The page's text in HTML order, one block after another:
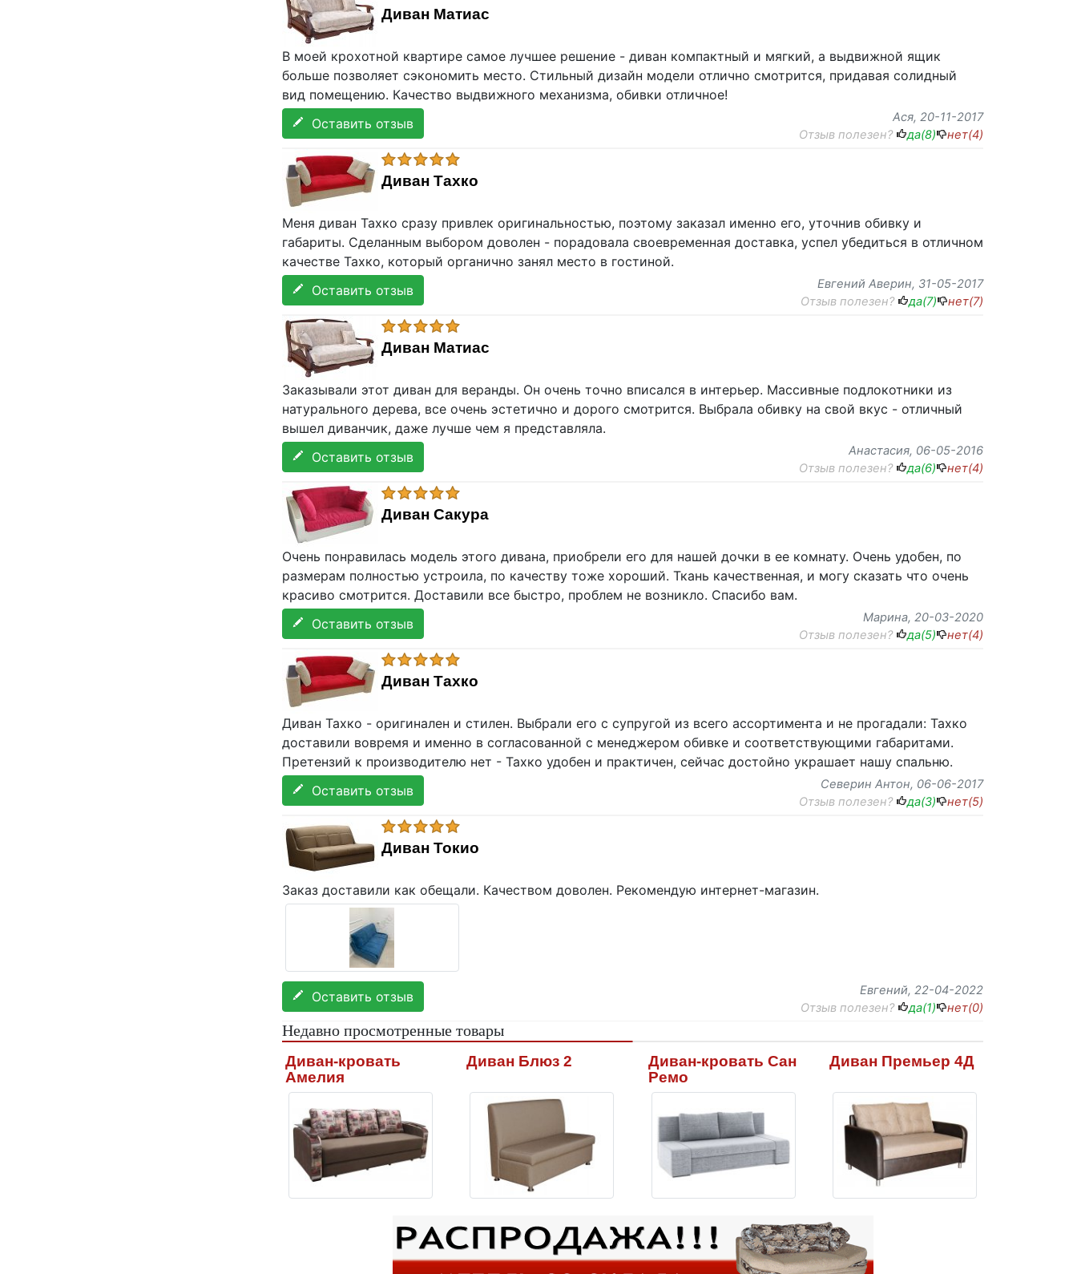
Диван Матиас
В моей крохотной квартире самое лучшее решение - диван компактный и мягкий, а выдвижной ящик
больше позволяет сэкономить место. Стильный дизайн модели отлично смотрится, придавая солидный
вид помещению. Качество выдвижного механизма, обивки отличное!
Оставить отзыв
Ася, 20-11-2017
Отзыв полезен?
да(8) нет(4)
Диван Тахко
Меня диван Тахко сразу привлек оригинальностью, поэтому заказал именно его, уточнив обивку и
габариты. Сделанным выбором доволен - порадовала своевременная доставка, успел убедиться в отличном
качестве Тахко, который органично занял место в гостиной.
Оставить отзыв
Евгений Аверин, 31-05-2017
Отзыв полезен?
да(7) нет(7)
Диван Матиас
Заказывали этот диван для веранды. Он очень точно вписался в интерьер. Массивные подлокотники из
натурального дерева, все очень эстетично и дорого смотрится. Выбрала обивку на свой вкус - отличный
вышел диванчик, даже лучше чем я представляла.
Оставить отзыв
Анастасия, 06-05-2016
Отзыв полезен?
да(6) нет(4)
Диван Сакура
Очень понравилась модель этого дивана, приобрели его для нашей дочки в ее комнату. Очень удобен, по
размерам полностью устроила, по качеству тоже хороший. Ткань качественная, и могу сказать что очень
красиво смотрится. Доставили все быстро, проблем не возникло. Спасибо вам.
Оставить отзыв
Марина, 20-03-2020
Отзыв полезен?
да(5) нет(4)
Диван Тахко
Диван Тахко - оригинален и стилен. Выбрали его с супругой из всего ассортимента и не прогадали: Тахко
доставили вовремя и именно в согласованной с менеджером обивке и соответствующими габаритами.
Претензий к производителю нет - Тахко удобен и практичен, сейчас достойно украшает нашу спальню.
Оставить отзыв
Северин Антон, 06-06-2017
Отзыв полезен?
да(3) нет(5)
Диван Токио
Заказ доставили как обещали. Качеством доволен. Рекомендую интернет-магазин.
Оставить отзыв Евгений, 22-04-2022
Отзыв полезен?
да(1) нет(0)
Недавно просмотренные товары
Диван-кровать
Амелия
Диван Блюз 2
Диван-кровать Сан
Ремо
Диван Премьер 4Д